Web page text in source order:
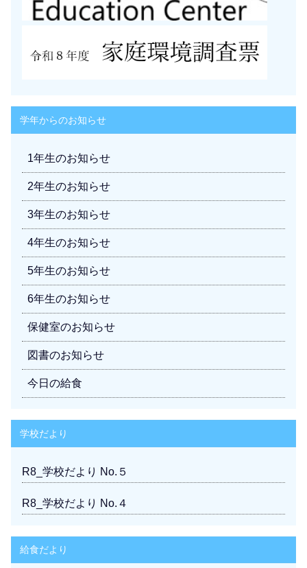
学年からのお知らせ
1年生のお知らせ
2年生のお知らせ
3年生のお知らせ
4年生のお知らせ
5年生のお知らせ
6年生のお知らせ
保健室のお知らせ
図書のお知らせ
今日の給食
学校だより
R8_学校だより No.５
R8_学校だより No.４
給食だより